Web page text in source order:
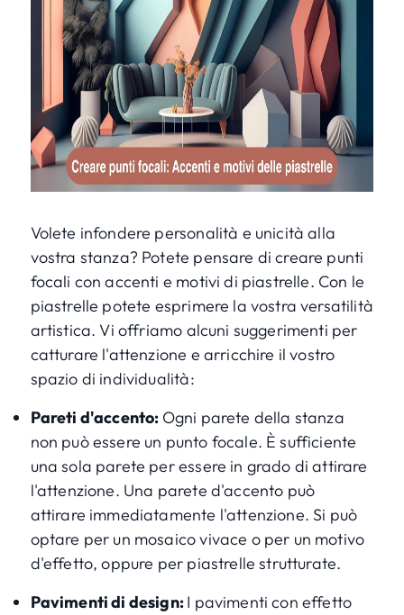
Volete infondere personalità e unicità alla
vostra stanza? Potete pensare di creare punti
focali con accenti e motivi di piastrelle. Con le
piastrelle potete esprimere la vostra versatilità
artistica. Vi offriamo alcuni suggerimenti per
catturare l'attenzione e arricchire il vostro
spazio di individualità:
Pareti d'accento: Ogni parete della stanza
non può essere un punto focale. È sufficiente
una sola parete per essere in grado di attirare
l'attenzione. Una parete d'accento può
attirare immediatamente l'attenzione. Si può
optare per un mosaico vivace o per un motivo
d'effetto, oppure per piastrelle strutturate.
Pavimenti di design:I pavimenti con effetto